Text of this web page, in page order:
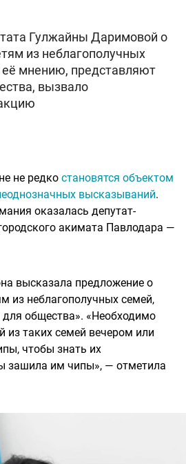
Гулжайны Даримовой о
из неблагополучных
мнению, представляют
вызвало
не редко становятся объектом
высказываний.
оказалась депутат-
акимата Павлодара —
высказала предложение о
из неблагополучных семей,
общества». «Необходимо
из таких семей вечером или
чтобы знать их
зашила им чипы», — отметила